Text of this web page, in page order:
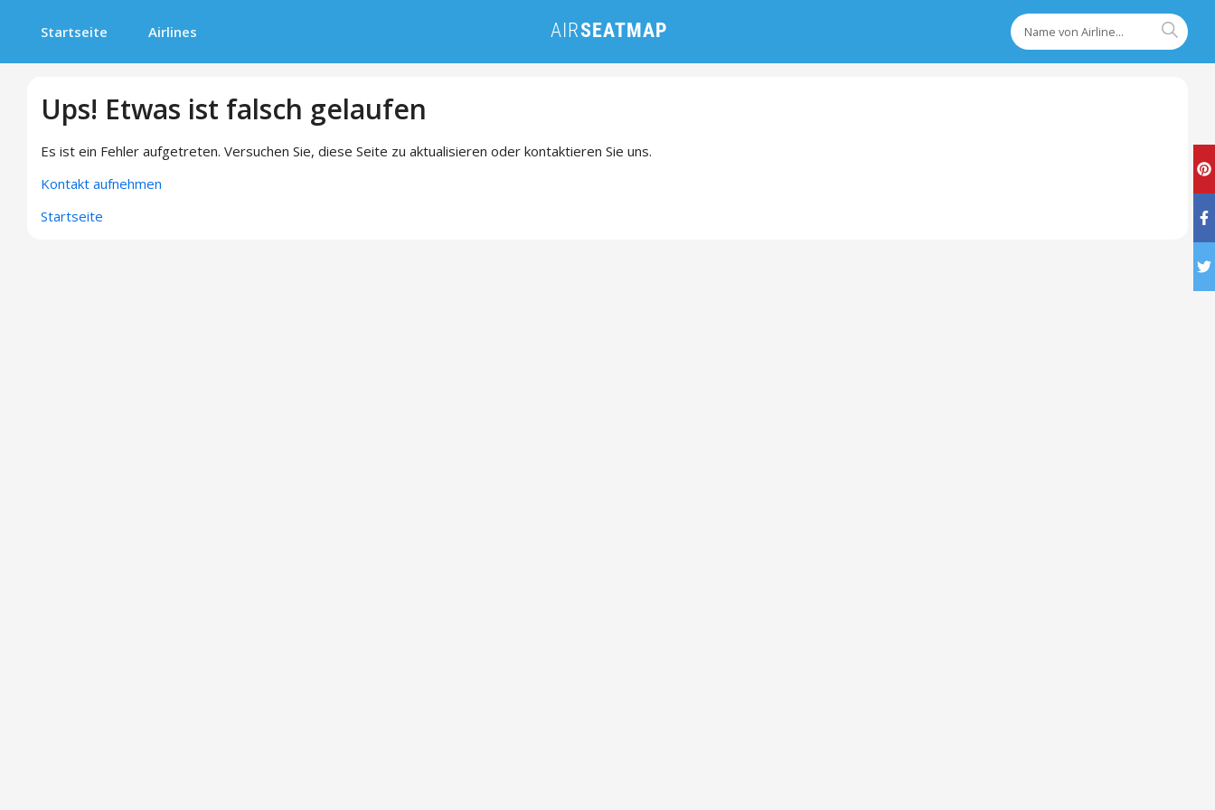
Startseite Airlines
Ups! Etwas ist falsch gelaufen
Es ist ein Fehler aufgetreten. Versuchen Sie, diese Seite zu aktualisieren oder kontaktieren Sie uns.
Kontakt aufnehmen
Startseite